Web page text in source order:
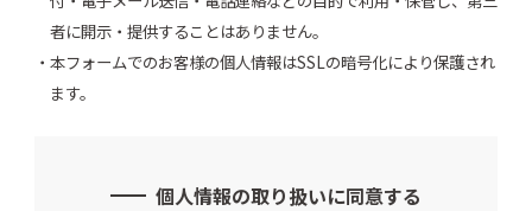
者に開示・提供することはありません。
本フォームでのお客様の個人情報はSSLの暗号化により保護され
ます。
個人情報の取り扱いに同意する